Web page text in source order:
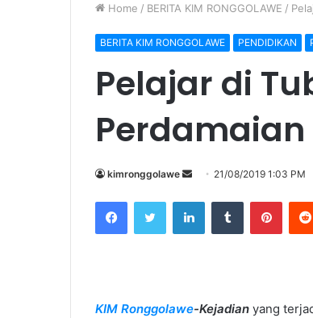
Home / BERITA KIM RONGGOLAWE /
BERITA KIM RONGGOLAWE PENDIDIKAN
Pelajar di
kimronggolawe
n
d
m
21/08/2019 1:03 PM
KIM Ronggolawe-Kejadian yang